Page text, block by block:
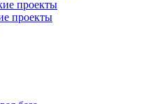
проекты
проекты